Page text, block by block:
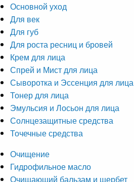
Основной уход
Для век
Для губ
Для роста ресниц и бровей
Крем для лица
Спрей и Мист для лица
Сыворотка и Эссенция для лица
Тонер для лица
Эмульсия и Лосьон для лица
Солнцезащитные средства
Точечные средства
Очищение
Гидрофильное масло
Очищающий бальзам и щербет